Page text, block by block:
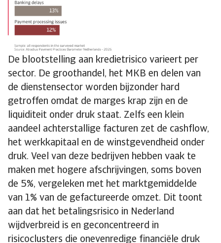
De blootstelling aan kredietrisico varieert per
sector. De groothandel, het MKB en delen van
de dienstensector worden bijzonder hard
getroffen omdat de marges krap zijn en de
liquiditeit onder druk staat. Zelfs een klein
aandeel achterstallige facturen zet de cashflow,
het werkkapitaal en de winstgevendheid onder
druk. Veel van deze bedrijven hebben vaak te
maken met hogere afschrijvingen, soms boven
de 5%, vergeleken met het marktgemiddelde
van 1% van de gefactureerde omzet. Dit toont
aan dat het betalingsrisico in Nederland
wijdverbreid is en geconcentreerd in
risicoclusters die onevenredige financiële druk